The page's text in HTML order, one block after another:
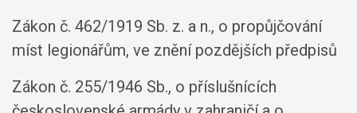
Zákon č. 462/1919 Sb. z. a n., o propůjčování
míst legionářům, ve znění pozdějších předpisů
Zákon č. 255/1946 Sb., o příslušnících